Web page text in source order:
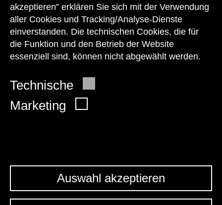
akzeptieren” erklären Sie sich mit der Verwendung
aller Cookies und Tracking/Analyse-Dienste
einverstanden. Die technischen Cookies, die für
die Funktion und den Betrieb der Website
essenziell sind, können nicht abgewählt werden.
Technische
Marketing
Auswahl akzeptieren
service@wienmuseum.at
© 2026 Wien Museum